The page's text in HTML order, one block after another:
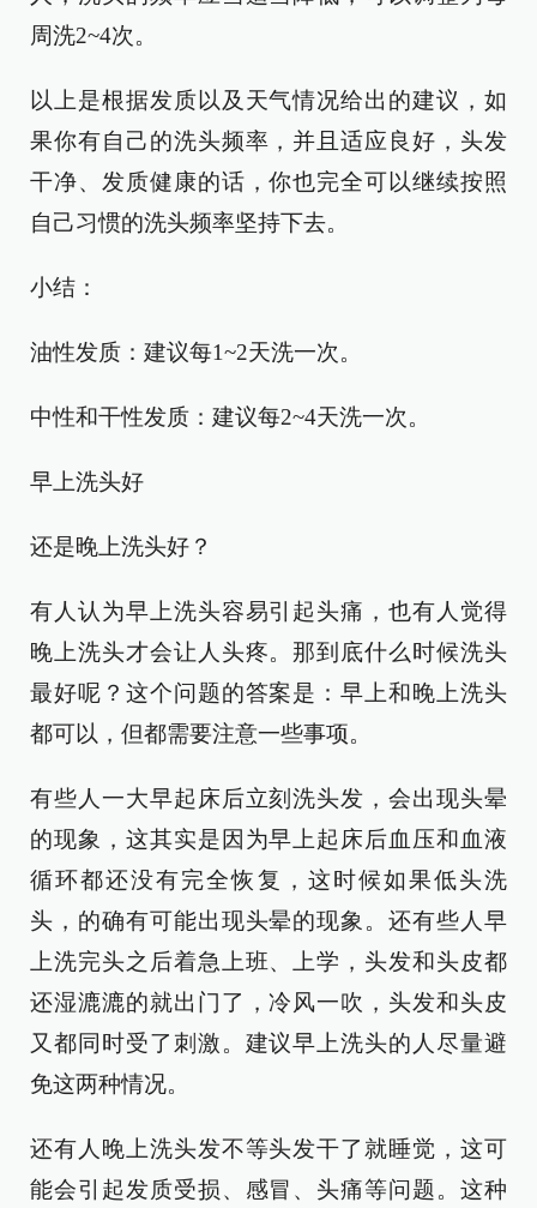
周洗2~4次。
以上是根据发质以及天气情况给出的建议，如
果你有自己的洗头频率，并且适应良好，头发
干净、发质健康的话，你也完全可以继续按照
自己习惯的洗头频率坚持下去。
小结：
油性发质：建议每1~2天洗一次。
中性和干性发质：建议每2~4天洗一次。
早上洗头好
还是晚上洗头好？
有人认为早上洗头容易引起头痛，也有人觉得
晚上洗头才会让人头疼。那到底什么时候洗头
最好呢？这个问题的答案是：早上和晚上洗头
都可以，但都需要注意一些事项。
有些人一大早起床后立刻洗头发，会出现头晕
的现象，这其实是因为早上起床后血压和血液
循环都还没有完全恢复，这时候如果低头洗
头，的确有可能出现头晕的现象。还有些人早
上洗完头之后着急上班、上学，头发和头皮都
还湿漉漉的就出门了，冷风一吹，头发和头皮
又都同时受了刺激。建议早上洗头的人尽量避
免这两种情况。
还有人晚上洗头发不等头发干了就睡觉，这可
能会引起发质受损、感冒、头痛等问题。这种